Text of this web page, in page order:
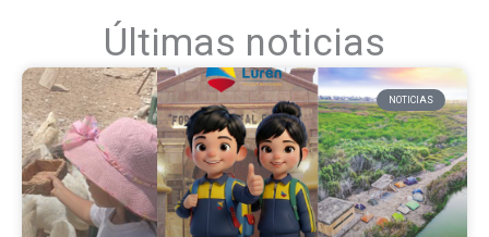
Últimas noticias
NOTICIAS